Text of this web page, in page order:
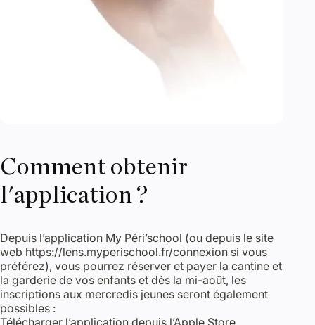
Comment obtenir
l'application ?
Depuis l’application My Péri’school (ou depuis le site
web https://lens.myperischool.fr/connexion si vous
préférez), vous pourrez réserver et payer la cantine et
la garderie de vos enfants et dès la mi-août, les
inscriptions aux mercredis jeunes seront également
possibles :
Télécharger l’application depuis l’Apple Store